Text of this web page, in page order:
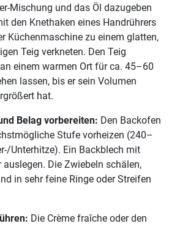
Mischung und das Öl dazugeben
den Knethaken eines Handrührers
Küchenmaschine zu einem glatten,
Teig verkneten. Den Teig
einem warmen Ort für ca. 45–60
lassen, bis er sein Volumen
hat.
Belag vorbereiten: Den Backofen
Stufe vorheizen (240–
Unterhitze). Ein Backblech mit
auslegen. Die Zwiebeln schälen,
in sehr feine Ringe oder Streifen
Die Crème fraîche oder den